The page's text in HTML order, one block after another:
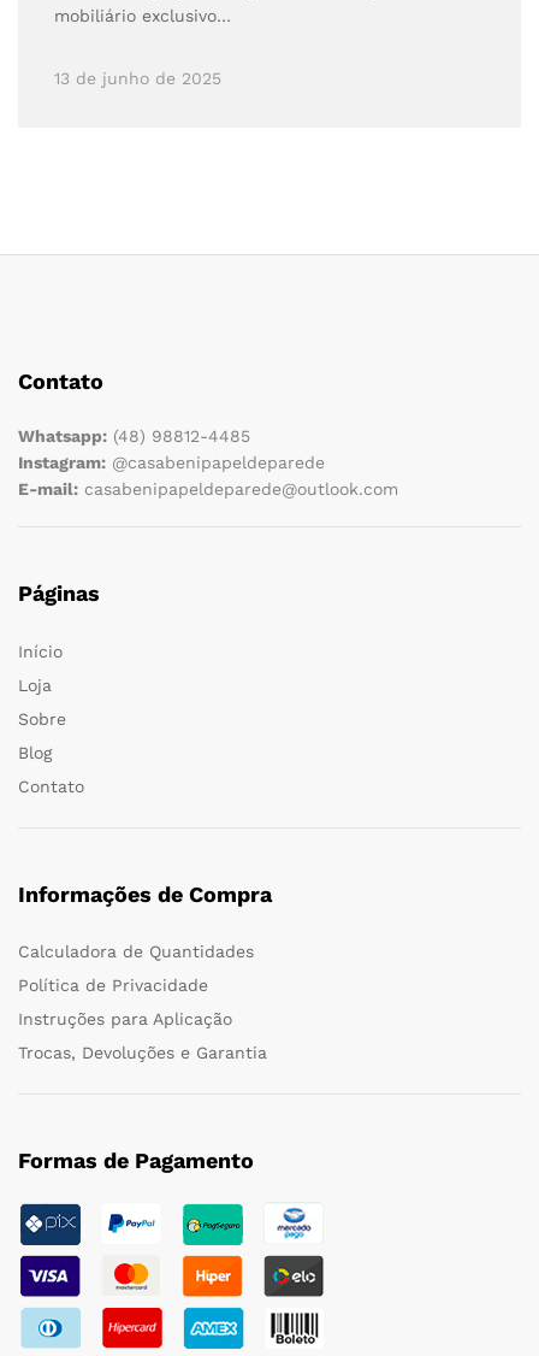
mobiliário exclusivo…
13 de junho de 2025
Contato
Whatsapp: (48) 98812-4485
Instagram: @casabenipapeldeparede
E-mail: casabenipapeldeparede@outlook.com
Páginas
Início
Loja
Sobre
Blog
Contato
Informações de Compra
Calculadora de Quantidades
Política de Privacidade
Instruções para Aplicação
Trocas, Devoluções e Garantia
Formas de Pagamento